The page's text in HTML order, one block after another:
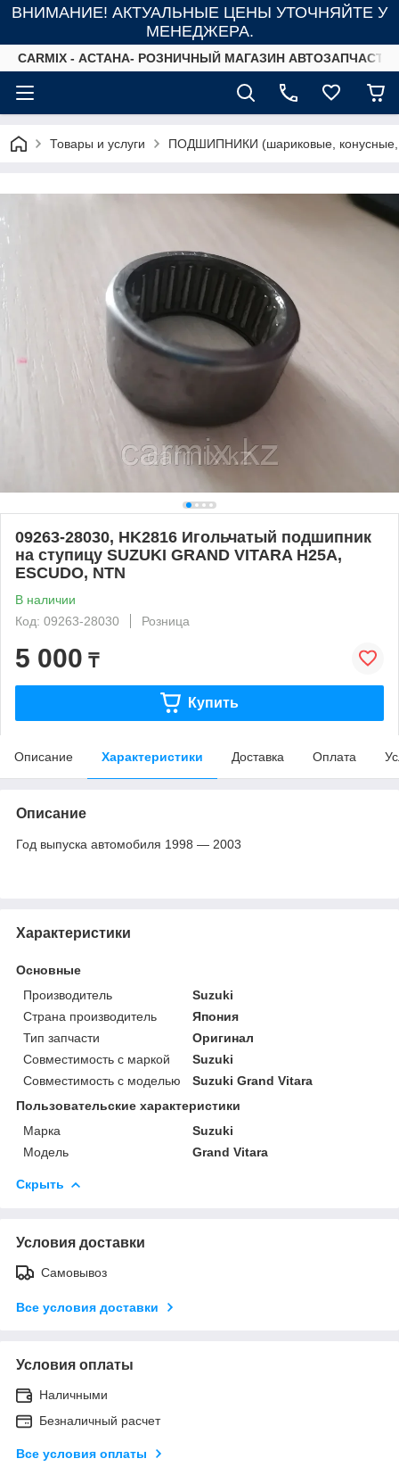
ВНИМАНИЕ! АКТУАЛЬНЫЕ ЦЕНЫ УТОЧНЯЙТЕ У
МЕНЕДЖЕРА.
СARMIX - АСТАНА- РОЗНИЧНЫЙ МАГАЗИН
Товары и услуги ПОДШИПНИКИ (шариковые, конусные,
09263-28030, HK2816 Игольчатый подшипник
на ступицу SUZUKI GRAND VITARA H25A,
ESCUDO, NTN
В наличии
Код: 09263-28030
Розница
5 000 ₸
Купить
Описание Характеристики Доставка Оплата
Описание
Год выпуска автомобиля 1998 ― 2003
Характеристики
Основные
Производитель
Suzuki
Страна производитель
Япония
Тип запчасти
Оригинал
Совместимость с маркой
Suzuki
Совместимость с моделью
Suzuki Grand Vitara
Пользовательские характеристики
Марка
Suzuki
Модель
Grand Vitara
Скрыть
Условия доставки
Самовывоз
Все условия доставки
Условия оплаты
Наличными
Безналичный расчет
Все условия оплаты